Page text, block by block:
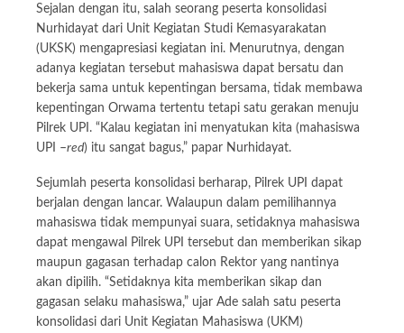
Sejalan dengan itu, salah seorang peserta konsolidasi
Nurhidayat dari Unit Kegiatan Studi Kemasyarakatan
(UKSK) mengapresiasi kegiatan ini. Menurutnya, dengan
adanya kegiatan tersebut mahasiswa dapat bersatu dan
bekerja sama untuk kepentingan bersama, tidak membawa
kepentingan Orwama tertentu tetapi satu gerakan menuju
Pilrek UPI. “Kalau kegiatan ini menyatukan kita (mahasiswa
UPI –red) itu sangat bagus,” papar Nurhidayat.
Sejumlah peserta konsolidasi berharap, Pilrek UPI dapat
berjalan dengan lancar. Walaupun dalam pemilihannya
mahasiswa tidak mempunyai suara, setidaknya mahasiswa
dapat mengawal Pilrek UPI tersebut dan memberikan sikap
maupun gagasan terhadap calon Rektor yang nantinya
akan dipilih. “Setidaknya kita memberikan sikap dan
gagasan selaku mahasiswa,” ujar Ade salah satu peserta
konsolidasi dari Unit Kegiatan Mahasiswa (UKM)